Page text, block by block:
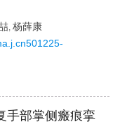
, 杨薛康
手部掌侧瘢痕挛